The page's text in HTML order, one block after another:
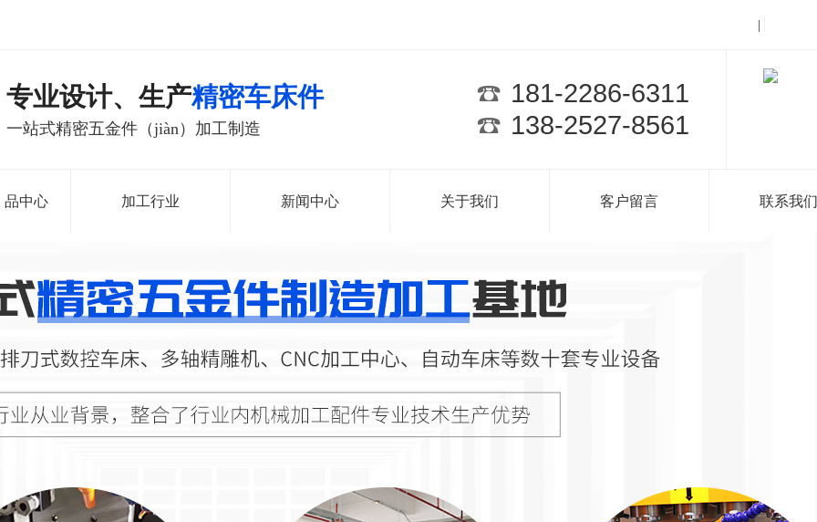
专业设计、生产精密车床件
一站式精密五金件（jiàn）加工制造
181-2286-6311
138-2527-8561
品中心 加工行业 新闻中心 关于我们 客户留言 联系我们